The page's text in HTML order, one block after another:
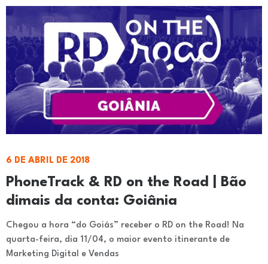
PhoneTrack & RD on the Road | Bão
dimais da conta: Goiânia
6 DE ABRIL DE 2018
Chegou a hora “do Goiás” receber o RD on the Road! Na
quarta-feira, dia 11/04, o maior evento itinerante de
Marketing Digital e Vendas